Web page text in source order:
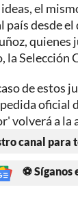
el
país desde
la Selección
de estos
oficial
volverá a la
canal para
⚽